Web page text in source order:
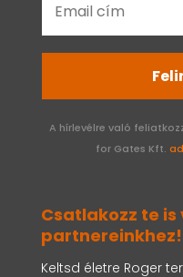
A hírlevélre való
for Gates Kft.
Csatlakozz te
partnereinkhez!
Keltsd életre Roger